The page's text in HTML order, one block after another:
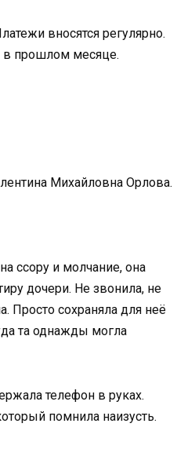
вносятся регулярно.
в прошлом месяце.
Михайловна Орлова.
ссору и молчание, она
дочери. Не звонила, не
Просто сохраняла для неё
та однажды могла
телефон в руках.
помнила наизусть.